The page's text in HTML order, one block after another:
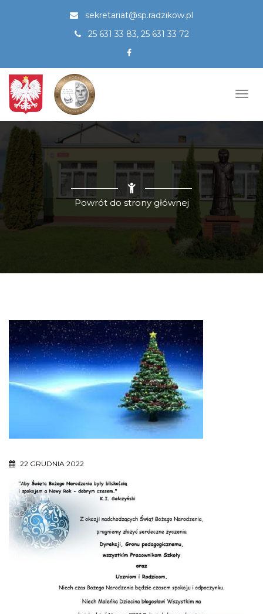
sekretariat@sp.radzikow.pl
25 631 33 83, 25 631 33 72
Powrót do strony głównej
22 GRUDNIA 2022